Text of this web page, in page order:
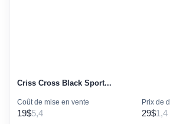
Criss Cross Black Sport...
Coût de mise en vente
19$5,4
Prix de
29$1,4